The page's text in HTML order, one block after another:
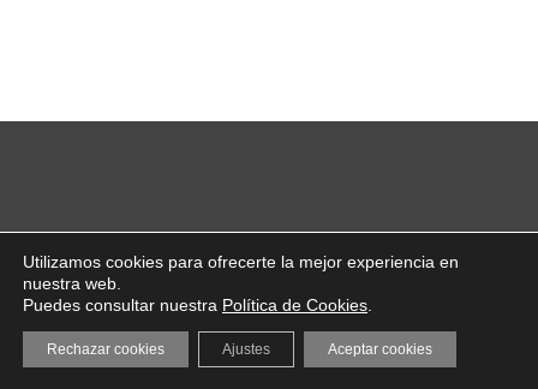
Utilizamos cookies para ofrecerte la mejor experiencia en
nuestra web.
Puedes consultar nuestra Política de Cookies
Aceptar cookies
Rechazar cookies Ajustes